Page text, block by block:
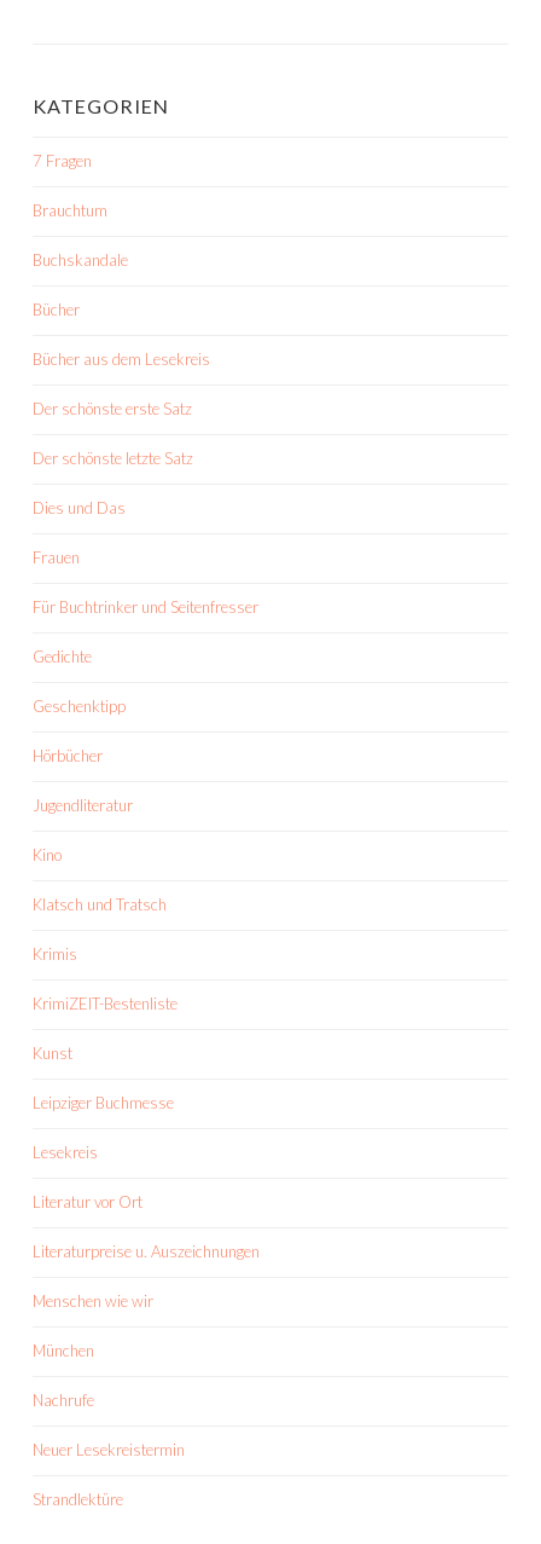
KATEGORIEN
7 Fragen
Brauchtum
Buchskandale
Bücher
Bücher aus dem Lesekreis
Der schönste erste Satz
Der schönste letzte Satz
Dies und Das
Frauen
Für Buchtrinker und Seitenfresser
Gedichte
Geschenktipp
Hörbücher
Jugendliteratur
Kino
Klatsch und Tratsch
Krimis
KrimiZEIT-Bestenliste
Kunst
Leipziger Buchmesse
Lesekreis
Literatur vor Ort
Literaturpreise u. Auszeichnungen
Menschen wie wir
München
Nachrufe
Neuer Lesekreistermin
Strandlektüre